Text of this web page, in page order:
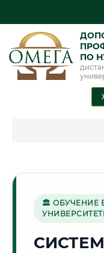
ПО
🏛 ОБУЧЕНИЕ